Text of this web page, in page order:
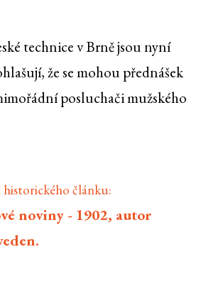
technice v Brně jsou nyní
že se mohou přednášek
posluchači mužského
článku:
noviny - 1902, autor